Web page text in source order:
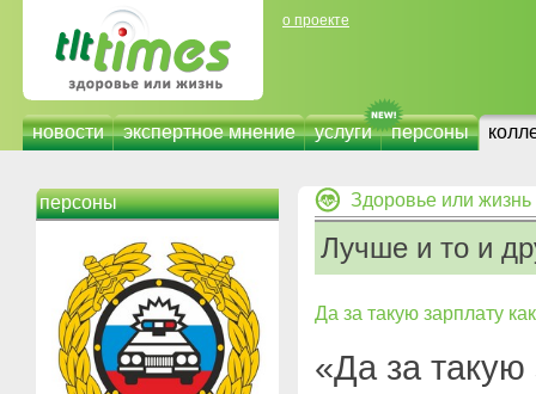
о проекте
новости экспертное мнение услуги персоны
персоны Здоровье или жизнь
Лучше и то и
Да за такую зарплату
«Да за такую